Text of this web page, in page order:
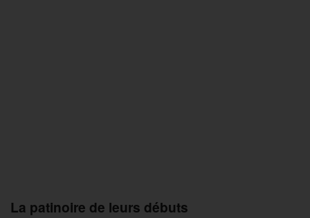
La patinoire de leurs débuts